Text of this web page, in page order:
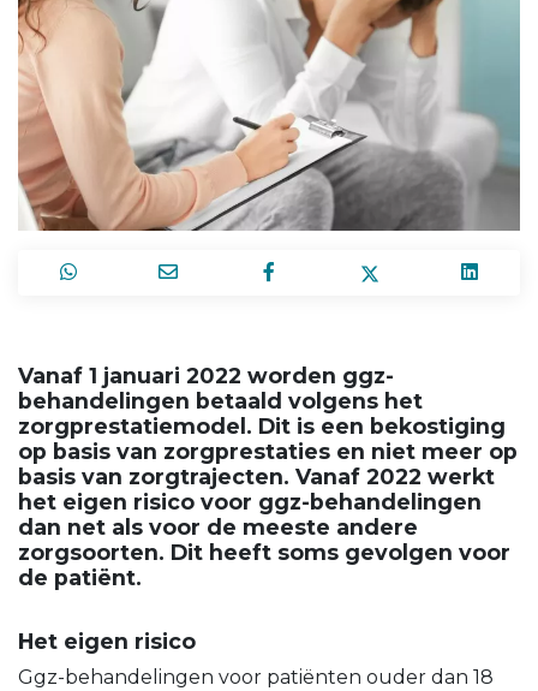
Vanaf 1 januari 2022 worden ggz-
behandelingen betaald volgens het
zorgprestatiemodel. Dit is een bekostiging
op basis van zorgprestaties en niet meer op
basis van zorgtrajecten. Vanaf 2022 werkt
het eigen risico voor ggz-behandelingen
dan net als voor de meeste andere
zorgsoorten. Dit heeft soms gevolgen voor
de patiënt.
Het eigen risico
Ggz-behandelingen voor patiënten ouder dan 18